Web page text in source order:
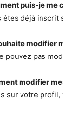
puis-je me
êtes déjà inscrit
modifier
pouvez pas
modifier
sur votre